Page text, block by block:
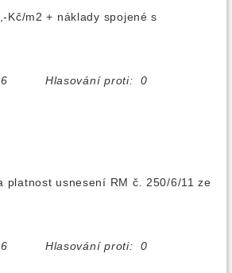
Kč/m2 + náklady spojené s
6 Hlasování proti: 0
platnost usnesení RM č. 250/6/11 ze
6 Hlasování proti: 0